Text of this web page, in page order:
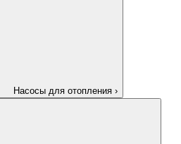
Насосы для отопления ›